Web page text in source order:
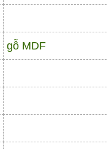
gỗ MDF